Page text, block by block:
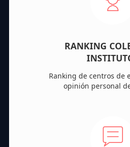
RANKING
Ranking de centros de
opinión personal